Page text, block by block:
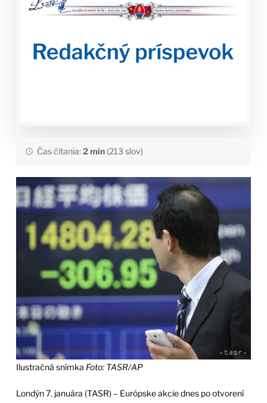
Čas čítania:2 min(213 slov)
Ilustračná snímka Foto: TASR/AP
Londýn 7. januára (TASR) – Európske akcie dnes po otvorení